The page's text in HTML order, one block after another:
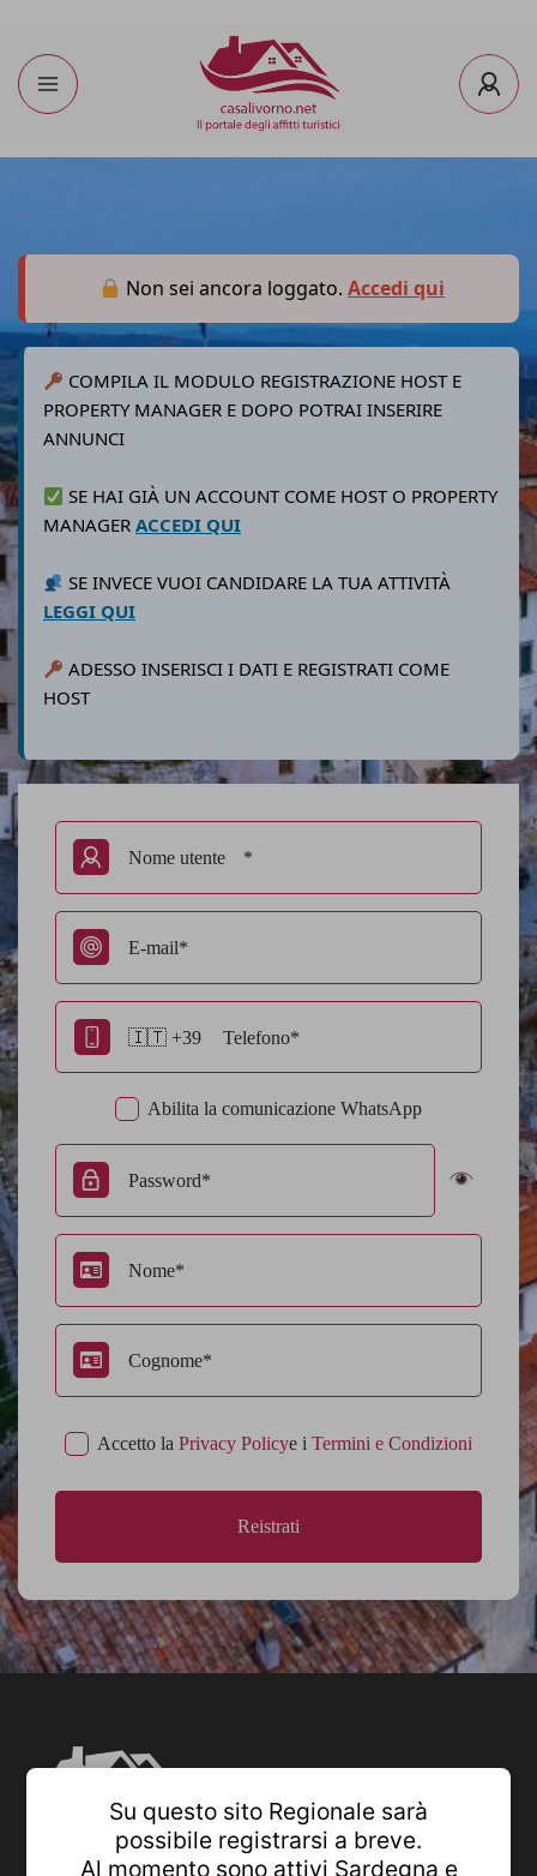
Non sei ancora loggato.Accedi qui
COMPILA IL MODULO REGISTRAZIONE HOST E
PROPERTY MANAGER E DOPO POTRAI INSERIRE
ANNUNCI
SE HAI GIÀ UN ACCOUNT COME HOST O PROPERTY
MANAGER ACCEDI QUI
SE INVECE VUOI CANDIDARE LA TUA ATTIVITÀ
LEGGI QUI
ADESSO INSERISCI I DATI E REGISTRATI COME
HOST
Abilita la comunicazione WhatsApp
Accetto la Privacy Policye i Termini e Condizioni
Reistrati
Su questo sito Regionale sarà
possibile registrarsi a breve.
Al momento sono attivi Sardegna e